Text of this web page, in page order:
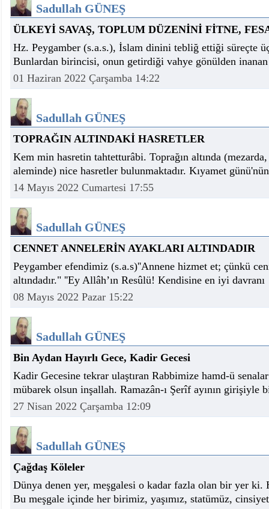
Sadullah GÜNEŞ
ÜLKEYİ SAVAŞ, TOPLUM DÜZENİNİ FİTNE,
Hz. Peygamber (s.a.s.), İslam dinini tebliğ ettiği süreçte
Bunlardan birincisi, onun getirdiği vahye gönülden
01 Haziran 2022 Çarşamba 14:22
Sadullah GÜNEŞ
TOPRAĞIN ALTINDAKİ HASRETLER
Kem min hasretin tahtetturâbi. Toprağın altında
aleminde) nice hasretler bulunmaktadır. Kıyamet
14 Mayıs 2022 Cumartesi 17:55
Sadullah GÜNEŞ
CENNET ANNELERİN AYAKLARI ALTINDADIR
Peygamber efendimiz (s.a.s)''Annene hizmet et; çünkü
altındadır." ''Ey Allâh’ın Resûlü! Kendisine en iyi davranı
08 Mayıs 2022 Pazar 15:22
Sadullah GÜNEŞ
Bin Aydan Hayırlı Gece, Kadir Gecesi
Kadir Gecesine tekrar ulaştıran Rabbimize hamd-ü
mübarek olsun inşallah. Ramazân-ı Şerîf ayının girişiyle
27 Nisan 2022 Çarşamba 12:09
Sadullah GÜNEŞ
Çağdaş Köleler
Dünya denen yer, meşgalesi o kadar fazla olan bir yer ki.
Bu meşgale içinde her birimiz, yaşımız, statümüz,